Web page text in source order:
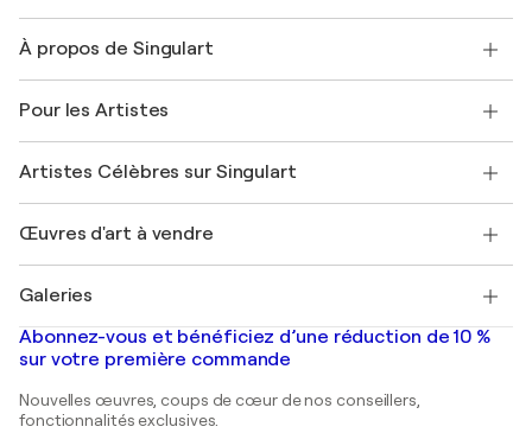
Expédition
Offrir une carte cadeau
Rejoignez notre programme commercial
Mon compte
+33 1 76 44 06 42
À propos de Singulart
FAQ
Magazine Singulart
Emplois
Découvrez une sélection d'art original
Pour les Artistes
Se connecter en tant qu'Artiste
Artistes Célèbres sur Singulart
Marc Chagall
Banksy
Mr. Brainwash
Shepard Fairey
Œuvres d'art à vendre
Tableaux abstraits à vendre
Peintures de paysage
Estampes
Peintures acryliques
Galeries
Galeries d'art en France
Galeries d'art en Belgique
Abonnez-vous et bénéficiez d’une réduction de 10 %
sur votre première commande
Nouvelles œuvres, coups de cœur de nos conseillers,
fonctionnalités exclusives.